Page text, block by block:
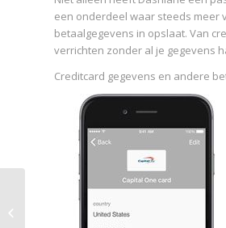
een onderdeel waar steeds meer
betaalgegevens in opslaat. Van
verrichten zonder al je gegevens
Creditcard gegevens en andere
Password Boss